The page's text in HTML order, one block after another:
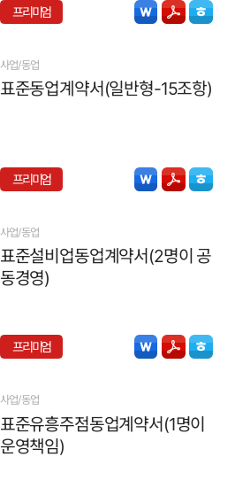
프리미엄
사업/동업
표준동업계약서(일반형-15조항)
프리미엄
사업/동업
표준설비업동업계약서(2명이 공
동경영)
프리미엄
사업/동업
표준유흥주점동업계약서(1명이
운영책임)